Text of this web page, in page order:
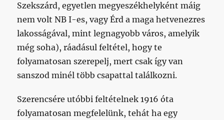
Szekszárd, egyetlen megyeszékhelyként máig
nem volt NB I-es, vagy Érd a maga hetvenezres
lakosságával, mint legnagyobb város, amelyik
még soha), ráadásul feltétel, hogy te
folyamatosan szerepelj, mert csak így van
sanszod minél több csapattal találkozni.
Szerencsére utóbbi feltételnek 1916 óta
folyamatosan megfelelünk, tehát ha egy